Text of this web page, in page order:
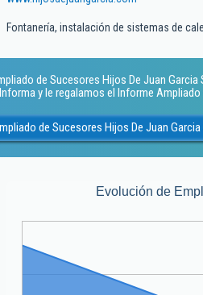
Fontanería, instalación de sistemas de
de Sucesores Hijos De Juan Garcia
y le regalamos el Informe
de Sucesores Hijos De Juan Garcia
Evolución de